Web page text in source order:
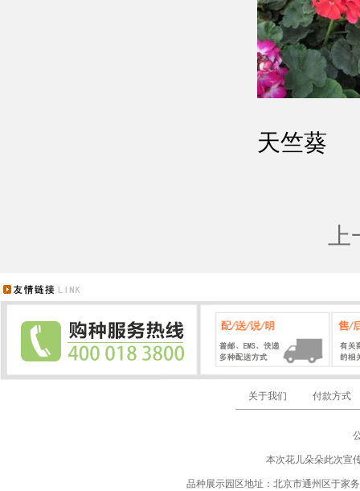
天竺葵
关于我们 付款方式
本次花儿朵朵此次宣
品种展示园区地址：北京市通州区于家